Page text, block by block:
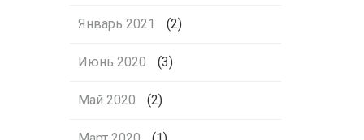
Январь 2021 (2)
Июнь 2020 (3)
Май 2020 (2)